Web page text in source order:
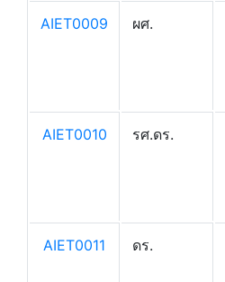
AIET0009 ผศ.
AIET0010 รศ.ดร.
AIET0011 ดร.